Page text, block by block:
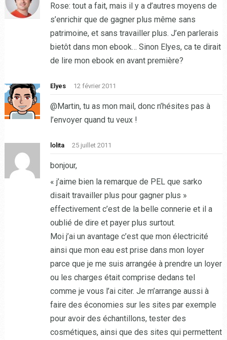
Rose: tout a fait, mais il y a d’autres moyens de
s’enrichir que de gagner plus même sans
patrimoine, et sans travailler plus. J’en parlerais
bietôt dans mon ebook… Sinon Elyes, ca te dirait
de lire mon ebook en avant première?
Elyes 12 février 2011
@Martin, tu as mon mail, donc n’hésites pas à
l’envoyer quand tu veux !
lolita 25 juillet 2011
bonjour,
« j’aime bien la remarque de PEL que sarko
disait travailler plus pour gagner plus »
effectivement c’est de la belle connerie et il a
oublié de dire et payer plus surtout.
Moi j’ai un avantage c’est que mon électricité
ainsi que mon eau est prise dans mon loyer
parce que je me suis arrangée à prendre un loyer
ou les charges était comprise dedans tel
comme je vous l’ai citer. Je m’arrange aussi à
faire des économies sur les sites par exemple
pour avoir des échantillons, tester des
cosmétiques, ainsi que des sites qui permettent